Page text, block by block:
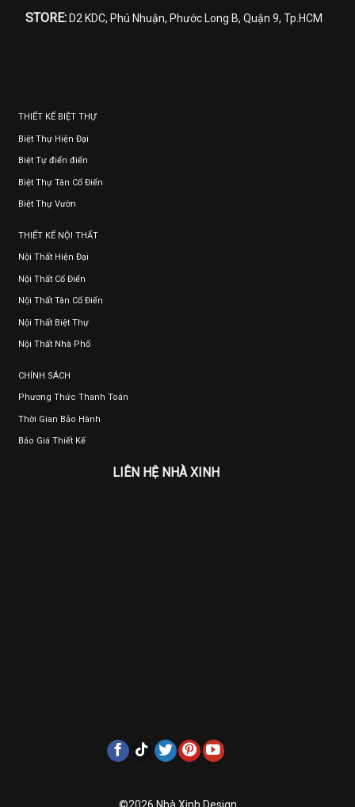
STORE: D2 KDC, Phú Nhuận, Phước Long B, Quận 9, Tp.HCM
THIẾT KẾ BIỆT THỰ
Biệt Thự Hiện Đại
Biệt Tự điển điển
Biệt Thự Tân Cổ Điển
Biệt Thự Vườn
THIẾT KẾ NỘI THẤT
Nội Thất Hiện Đại
Nội Thất Cổ Điển
Nội Thất Tân Cổ Điển
Nội Thất Biệt Thự
Nội Thất Nhà Phố
CHÍNH SÁCH
Phương Thức Thanh Toán
Thời Gian Bảo Hành
Báo Giá Thiết Kế
LIÊN HỆ NHÀ XINH